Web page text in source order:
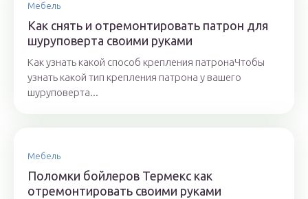
Мебель
Как снять и отремонтировать патрон для
шуруповерта своими руками
Как узнать какой способ крепления патронаЧтобы
узнать какой тип крепления патрона у вашего
шуруповерта...
Мебель
Поломки бойлеров Термекс как
отремонтировать своими руками